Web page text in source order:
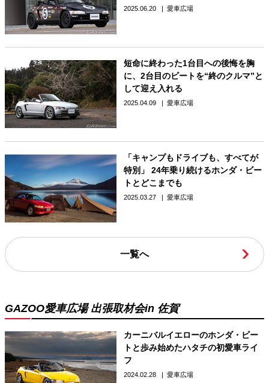
2025.06.20 愛車広場
短命に終わった1台目への後悔を胸
に、2台目のビートを“終のクルマ”と
して迎え入れる
2025.04.09 愛車広場
「キャンプもドライブも、すべてが
特別」 24年乗り続けるホンダ・ビー
トとどこまでも
2025.03.27 愛車広場
一覧へ
GAZOO愛車広場 出張取材会in 佐賀
カーニバルイエローのホンダ・ビー
トと歩み始めたハタチの初愛車ライ
フ
2024.02.28 愛車広場